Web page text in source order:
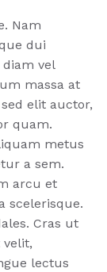
Nam
dui
diam vel
massa at
elit auctor,
quam.
metus
a sem.
arcu et
scelerisque.
Cras ut
velit,
lectus